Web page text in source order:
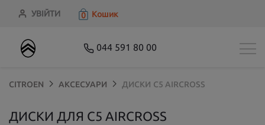
УВІЙТИ 0 Кошик
044 591 80 00
CITROEN АКСЕСУАРИ ДИСКИ C5 AIRCROSS
ДИСКИ ДЛЯ C5 AIRCROSS